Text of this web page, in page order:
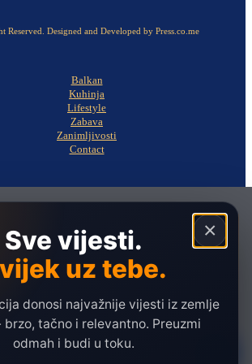
Reserved. Designed and Developed by Press.co.me
Balkan
Kuhinja
Lifestyle
Zabava
Zanimljivosti
Contact
×
Sve vijesti.
uz tebe.
donosi najvažnije vijesti iz zemlje
brzo, tačno i relevantno. Preuzmi
odmah i budi u toku.